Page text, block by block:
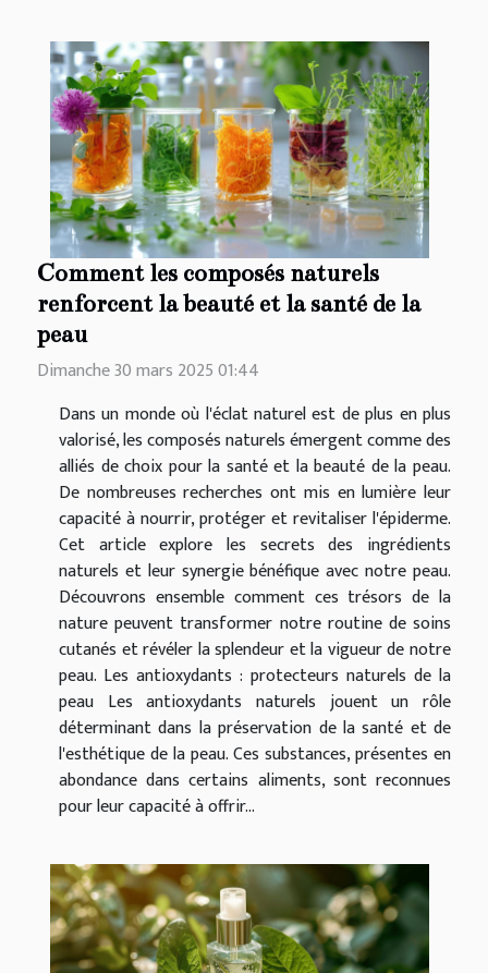
Comment les composés naturels
renforcent la beauté et la santé de la
peau
Dimanche 30 mars 2025 01:44
Dans un monde où l'éclat naturel est de plus en plus
valorisé, les composés naturels émergent comme des
alliés de choix pour la santé et la beauté de la peau.
De nombreuses recherches ont mis en lumière leur
capacité à nourrir, protéger et revitaliser l'épiderme.
Cet article explore les secrets des ingrédients
naturels et leur synergie bénéfique avec notre peau.
Découvrons ensemble comment ces trésors de la
nature peuvent transformer notre routine de soins
cutanés et révéler la splendeur et la vigueur de notre
peau. Les antioxydants : protecteurs naturels de la
peau Les antioxydants naturels jouent un rôle
déterminant dans la préservation de la santé et de
l'esthétique de la peau. Ces substances, présentes en
abondance dans certains aliments, sont reconnues
pour leur capacité à offrir...